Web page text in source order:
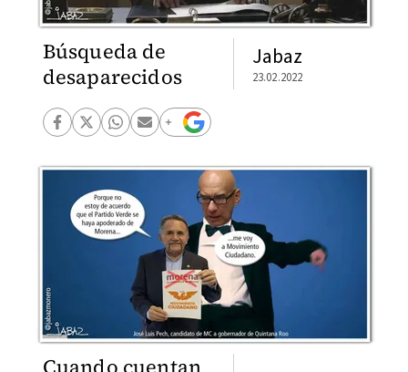
Búsqueda de
desaparecidos
Jabaz
23.02.2022
Cuando cuentan